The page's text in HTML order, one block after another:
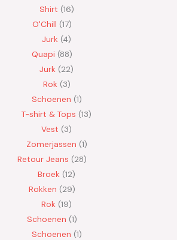
Shirt 16
O'Chill 17
Jurk 4
Quapi 88
Jurk
22
Rok 3
Schoenen 1
T-shirt & Tops 13
Vest
3
Zomerjassen 1
Retour Jeans
28
Broek 12
Rokken
29
Rok 19
Schoenen 1
Schoenen 1